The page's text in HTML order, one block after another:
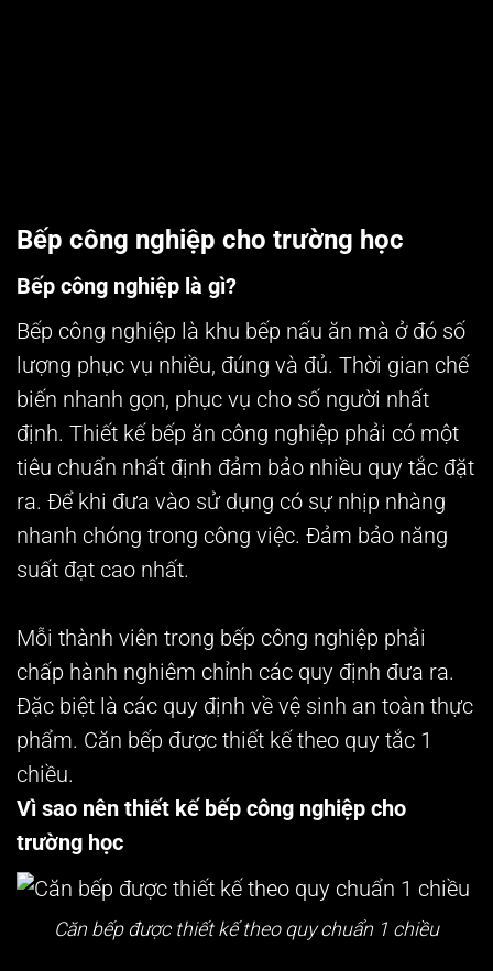
Bếp công nghiệp cho trường học
Bếp công nghiệp là gì?
Bếp công nghiệp là khu bếp nấu ăn mà ở đó số
lượng phục vụ nhiều, đúng và đủ. Thời gian chế
biến nhanh gọn, phục vụ cho số người nhất
định. Thiết kế bếp ăn công nghiệp phải có một
tiêu chuẩn nhất định đảm bảo nhiều quy tắc đặt
ra. Để khi đưa vào sử dụng có sự nhịp nhàng
nhanh chóng trong công việc. Đảm bảo năng
suất đạt cao nhất.
Mỗi thành viên trong bếp công nghiệp phải
chấp hành nghiêm chỉnh các quy định đưa ra.
Đặc biệt là các quy định về vệ sinh an toàn thực
phẩm. Căn bếp được thiết kế theo quy tắc 1
chiều.
Vì sao nên thiết kế bếp công nghiệp cho
trường học
Căn bếp được thiết kế theo quy chuẩn 1 chiều